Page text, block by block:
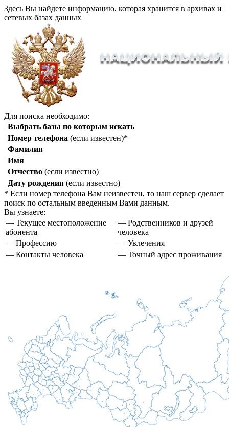
Здесь Вы найдете информацию, которая хранится в архивах и
сетевых базах данных
Для поиска необходимо:
Выбрать базы по которым искать
Номер телефона (если известен)*
Фамилия
Имя
Отчество (если известно)
Дату рождения (если известно)
* Если номер телефона Вам неизвестен, то наш сервер сделает
поиск по остальным введенным Вами данным.
Вы узнаете:
— Текущее местоположение
абонента
— Родственников и друзей
человека
— Профессию
— Увлечения
— Контакты человека
— Точный адрес проживания